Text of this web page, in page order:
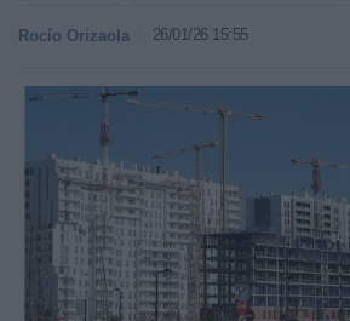
Rocío Orizaola 26/01/26 15:55